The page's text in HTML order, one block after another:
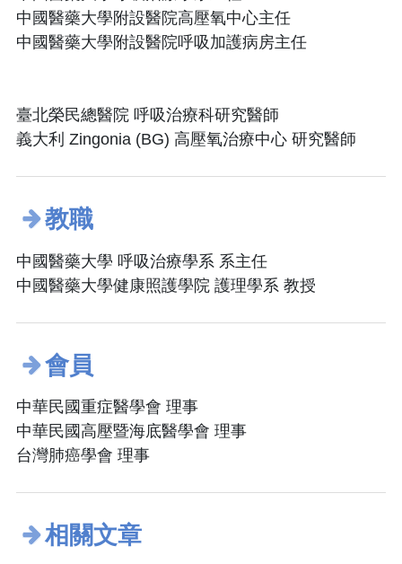
中國醫藥大學附設醫院高壓氧中心主任
中國醫藥大學附設醫院呼吸加護病房主任
臺北榮民總醫院 呼吸治療科研究醫師
義大利 Zingonia (BG) 高壓氧治療中心 研究醫師
教職
中國醫藥大學 呼吸治療學系 系主任
中國醫藥大學健康照護學院 護理學系 教授
會員
中華民國重症醫學會 理事
中華民國高壓暨海底醫學會 理事
台灣肺癌學會 理事
相關文章